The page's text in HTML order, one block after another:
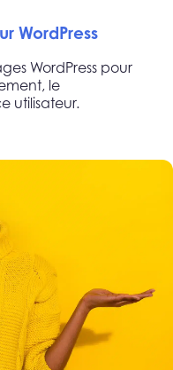
WordPress
WordPress pour
le
utilisateur.